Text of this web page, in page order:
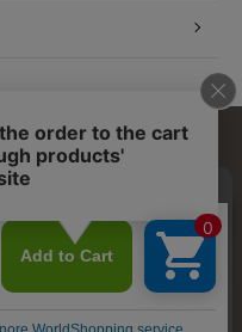
プライバシーポリシー
く表示 店舗リスト